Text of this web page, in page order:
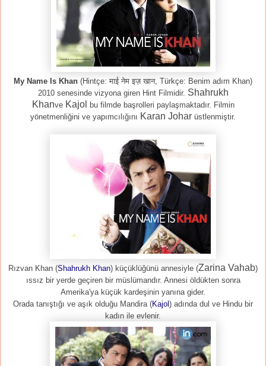
My Name Is Khan (Hintçe: माई नेम इज़ खान, Türkçe: Benim adım Khan)
2010 senesinde vizyona giren Hint Filmidir. Shahrukh
Khanve Kajol bu filmde başrolleri paylaşmaktadır. Filmin
yönetmenliğini ve yapımcılığını Karan Johar üstlenmiştir.
Rızvan Khan (Shahrukh Khan) küçüklüğünü annesiyle (Zarina Vahab)
ıssız bir yerde geçiren bir müslümandır. Annesi öldükten sonra
Amerika'ya küçük kardeşinin yanına gider.
Orada tanıştığı ve aşık olduğu Mandira (Kajol ) adında dul ve Hindu bir
kadın ile evlenir.